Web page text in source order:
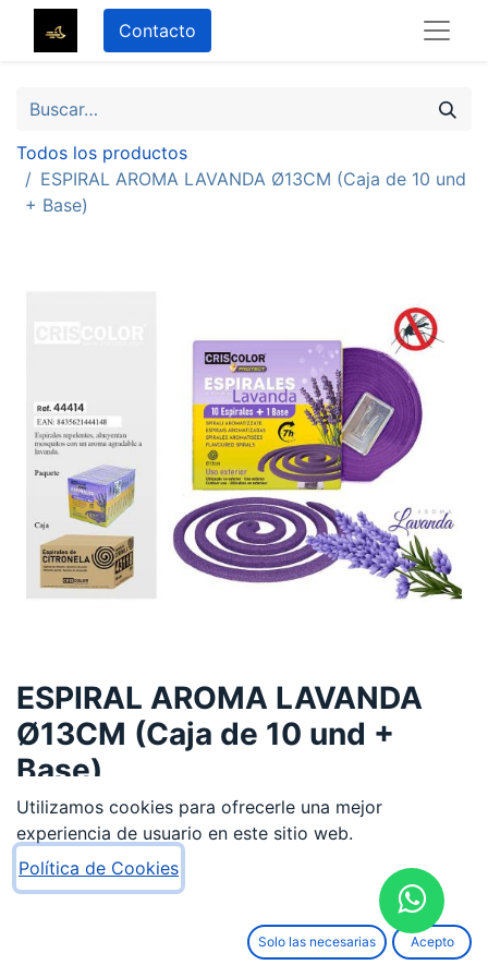
Contacto
Todos los productos
ESPIRAL AROMA LAVANDA Ø13CM (Caja de 10 und
+ Base)
ESPIRAL AROMA LAVANDA
Ø13CM (Caja de 10 und +
Base)
0,69€
AÑADIR AL CARRITO
Utilizamos cookies para ofrecerle una mejor
experiencia de usuario en este sitio web.
Política de Cookies
Solo las necesarias Acepto